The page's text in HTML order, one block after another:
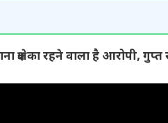
क्षेत्र का रहने वाला है आरोपी,